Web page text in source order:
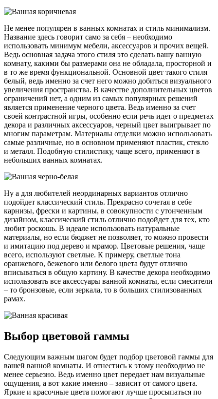
Не менее популярен в ванных комнатах и стиль минимализм.
Название здесь говорит само за себя – необходимо
использовать минимум мебели, аксессуаров и прочих вещей.
Ведь основная задача этого стиля это сделать вашу ванную
комнату, какими бы размерами она не обладала, просторной и
в то же время функциональной. Основной цвет такого стиля –
белый, ведь именно за счет него можно добиться визуального
увеличения пространства. В качестве дополнительных цветов
ограничений нет, а одним из самых популярных решений
является применение черного цвета. Ведь именно за счет
своей контрастной игры, особенно если речь идет о предметах
декора и различных аксессуаров, черный цвет выигрывает по
многим параметрам. Материалы отделки можно использовать
самые различные, но в основном применяют пластик, стекло
и металл. Подобную стилистику, чаще всего, применяют в
небольших ванных комнатах.
Ну а для любителей неординарных вариантов отлично
подойдет классический стиль. Прекрасно сочетая в себе
карнизы, фрески и картины, в совокупности с утонченным
дизайном, классический стиль отлично подойдет для тех, кто
любит роскошь. В идеале использовать натуральные
материалы, но если бюджет не позволяет, то можно провести
и имитацию под дерево и мрамор. Цветовые решения, чаще
всего, используют светлые. К примеру, светлые тона
оранжевого, бежевого или белого цвета будут отлично
вписываться в общую картину. В качестве декора необходимо
использовать все аксессуары ванной комнаты, если смесители
– то бронзовые, если зеркала, то в больших стилизованных
рамах.
Выбор цветовой гаммы
Следующим важным шагом будет подбор цветовой гаммы для
вашей ванной комнаты. И отнестись к этому необходимо не
менее серьезно. Ведь именно цвет передает нам визуальные
ощущения, а вот какие именно – зависит от самого цвета.
Яркие и красочные цвета помогают лучше просыпаться по